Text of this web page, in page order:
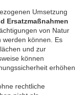
Umsetzung
Ersatzmaßnahmen
von Natur
werden können. Es
und zur
können
erhöhen
rechtliche